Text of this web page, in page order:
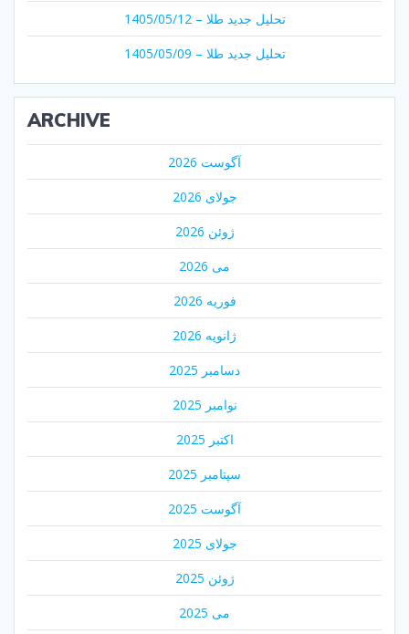
تحلیل جدید طلا – 1405/05/12
تحلیل جدید طلا – 1405/05/09
ARCHIVE
آگوست 2026
جولای 2026
ژوئن 2026
می 2026
فوریه 2026
ژانویه 2026
دسامبر 2025
نوامبر 2025
اکتبر 2025
سپتامبر 2025
آگوست 2025
جولای 2025
ژوئن 2025
می 2025